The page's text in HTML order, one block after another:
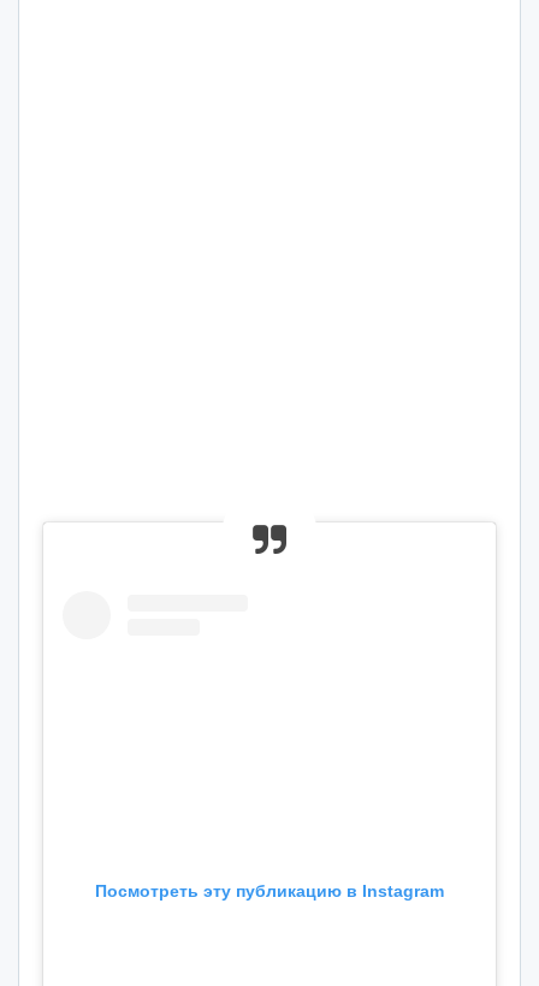
Посмотреть эту публикацию в Instagram